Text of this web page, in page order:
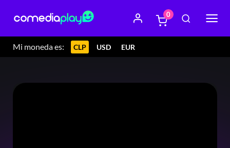
Mi moneda es: CLP USD EUR
0